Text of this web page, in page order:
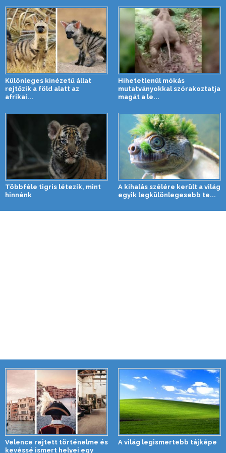
Különleges kinézetű állat
rejtőzik a föld alatt az
afrikai...
Hihetetlenül mókás
mutatványokkal szórakoztatja
magát a le...
Többféle tigris létezik, mint
hinnénk
A kihalás szélére került a világ
egyik legkülönlegesebb te...
Velence rejtett történelme és
kevéssé ismert helyei egy
A világ legismertebb tájképe